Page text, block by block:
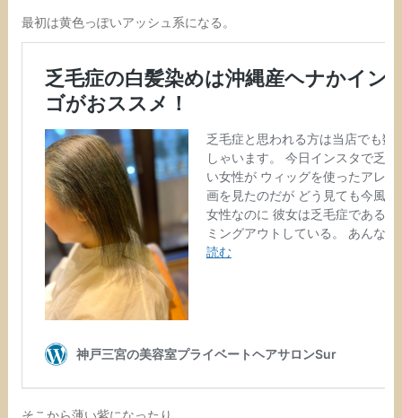
最初は黄色っぽいアッシュ系になる。
そこから薄い紫になったり